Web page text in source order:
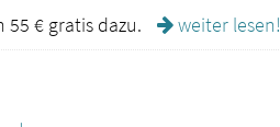
55 € gratis dazu. weiter lesen!